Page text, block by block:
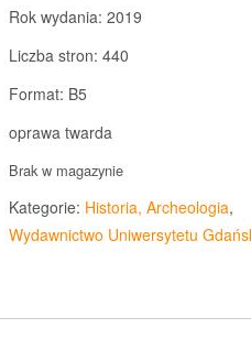
Rok wydania: 2019
Liczba stron: 440
Format: B5
oprawa twarda
Brak w magazynie
Kategorie: Historia, Archeologia,
Wydawnictwo Uniwersytetu